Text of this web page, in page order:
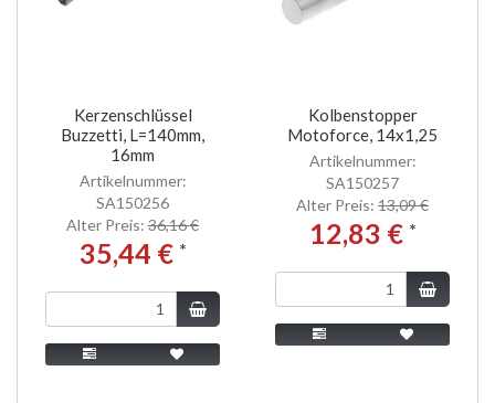
Kerzenschlüssel
Buzzetti, L=140mm,
16mm
Artikelnummer:
SA150256
Alter Preis: 36,16 €
35,44 € *
Kolbenstopper
Motoforce, 14x1,25
Artikelnummer:
SA150257
Alter Preis: 13,09 €
12,83 € *